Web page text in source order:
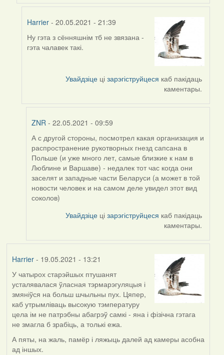
Harrier
Harrier- 20.05.2021 - 21:39
In
reply
Ну гэта з сённяшнім тб не звязана -
гэта чалавек такі.
Увайдзіце цізарэгіструйцеся каб пакідаць
каментары.
ZNR - 22.05.2021 - 09:59
In
reply
to
by
Harrier
А с другой стороны, посмотрел какая организация и
распространение рукотворных гнезд сапсана в
Польше (и уже много лет, самые близкие к нам в
Люблине и Варшаве) - недалек тот час когда они
заселят и западные части Беларуси (а может в той
новости человек и на самом деле увидел этот вид
соколов)
Увайдзіце цізарэгіструйцеся каб пакідаць
каментары.
Harrier- 19.05.2021 - 13:21
У чатырох старэйшых птушанят
усталявалася ўласная тэрмарэгуляцыя і
змяніўся на больш шчыльны пух. Цяпер,
каб утрымліваць высокую тэмпературу
цела ім не патрэбны абагрэў самкі - яна і фізічна гэтага
не змагла б зрабіць, а толькі ежа.
А пяты, на жаль, памёр і ляжыць далей ад камеры асобна
ад іншых.